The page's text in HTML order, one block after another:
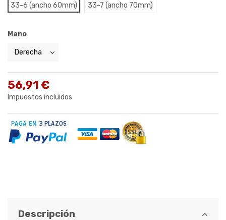
33-6 (ancho 60mm)
33-7 (ancho 70mm)
Mano
56,91 €
Impuestos incluidos
Descripción